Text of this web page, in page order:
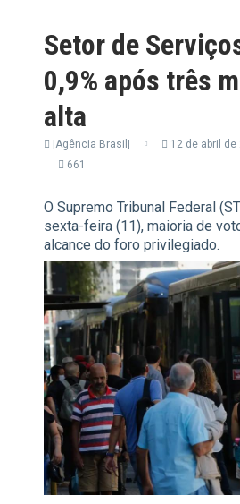
Setor de
0,9% após três
alta
|Agência Brasil|
12 de abril
661
O Supremo Tribunal Federal
sexta-feira (11), maioria de
alcance do foro privilegiado.